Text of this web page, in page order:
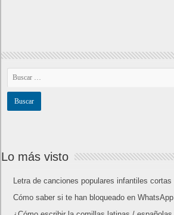
Lo más visto
Letra de canciones populares infantiles cortas
Cómo saber si te han bloqueado en WhatsApp